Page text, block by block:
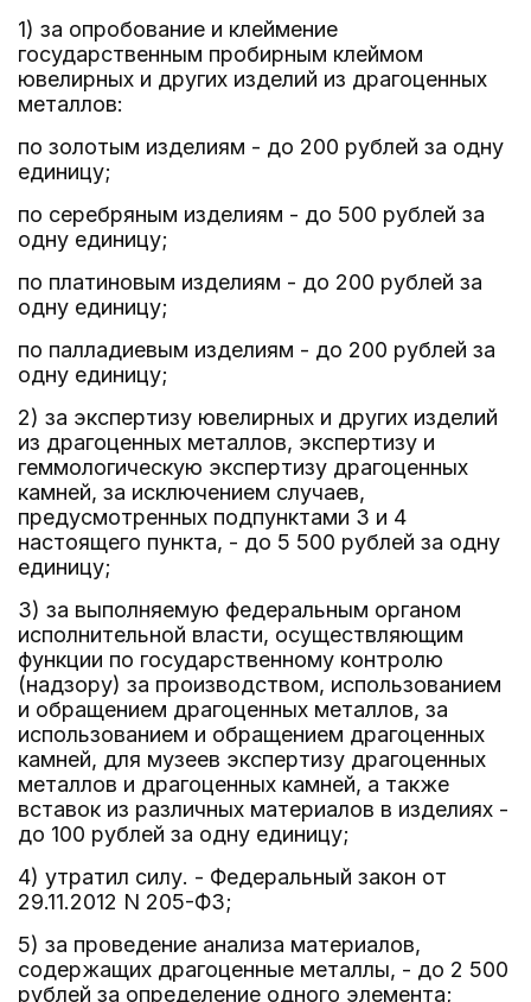
1) за опробование и клеймение
государственным пробирным клеймом
ювелирных и других изделий из драгоценных
металлов:
по золотым изделиям - до 200 рублей за одну
единицу;
по серебряным изделиям - до 500 рублей за
одну единицу;
по платиновым изделиям - до 200 рублей за
одну единицу;
по палладиевым изделиям - до 200 рублей за
одну единицу;
2) за экспертизу ювелирных и других изделий
из драгоценных металлов, экспертизу и
геммологическую экспертизу драгоценных
камней, за исключением случаев,
предусмотренных подпунктами 3 и 4
настоящего пункта, - до 5 500 рублей за одну
единицу;
3) за выполняемую федеральным органом
исполнительной власти, осуществляющим
функции по государственному контролю
(надзору) за производством, использованием
и обращением драгоценных металлов, за
использованием и обращением драгоценных
камней, для музеев экспертизу драгоценных
металлов и драгоценных камней, а также
вставок из различных материалов в изделиях -
до 100 рублей за одну единицу;
4) утратил силу. - Федеральный закон от
29.11.2012 N 205-ФЗ;
5) за проведение анализа материалов,
содержащих драгоценные металлы, - до 2 500
рублей за определение одного элемента;